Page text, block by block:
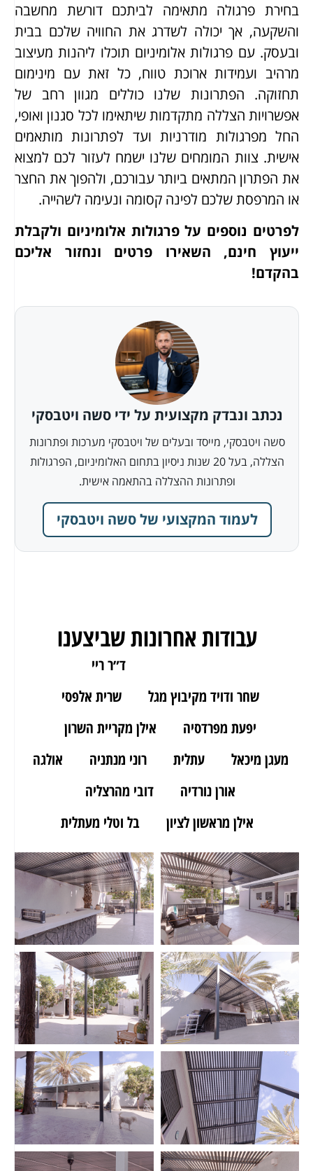
בחירת פרגולה מתאימה לביתכם דורשת מחשבה
והשקעה, אך יכולה לשדרג את החוויה שלכם בבית
ובעסק. עם פרגולות אלומיניום תוכלו ליהנות מעיצוב
מרהיב ועמידות ארוכת טווח, כל זאת עם מינימום
תחזוקה. הפתרונות שלנו כוללים מגוון רחב של
אפשרויות הצללה מתקדמות שיתאימו לכל סגנון ואופי,
החל מפרגולות מודרניות ועד לפתרונות מותאמים
אישית. צוות המומחים שלנו ישמח לעזור לכם למצוא
את הפתרון המתאים ביותר עבורכם, ולהפוך את החצר
או המרפסת שלכם לפינה קסומה ונעימה לשהייה.
לפרטים נוספים על פרגולות אלומיניום ולקבלת
ייעוץ חינם, השאירו פרטים ונחזור אליכם
בהקדם!
נכתב ונבדק מקצועית על ידי סשה ויטבסקי
סשה ויטבסקי, מייסד ובעלים של ויטבסקי מערכות ופתרונות
הצללה, בעל 20 שנות ניסיון בתחום האלומיניום, הפרגולות
ופתרונות ההצללה בהתאמה אישית.
לעמוד המקצועי של סשה ויטבסקי
עבודות אחרונות שביצענו
ד״ר ריי
שחר ודויד מקיבוץ מגל
שרית אלפסי
יפעת מפרדסיה
אילן מקריית השרון
מעגן מיכאל
עתלית רוני מנתניה
אולגה
אורן נורדיה
דובי מהרצליה
אילן מראשון לציון
בל וטלי מעתלית